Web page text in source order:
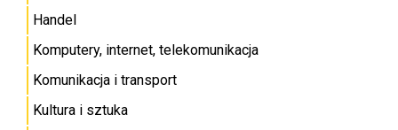
Handel
Komputery, internet, telekomunikacja
Komunikacja i transport
Kultura i sztuka